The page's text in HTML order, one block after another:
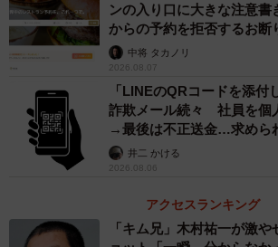
ンの入り口に大きな注意
からの予約を拒否するお断
中将 タカノリ
2026.08.07
「LINEのQRコードを添付
詐欺メール続々 社員を個
→最後は不正送金…求めら
提」の対策
井二 かける
2026.08.06
アクセスランキング
「キム兄」木村祐一が激